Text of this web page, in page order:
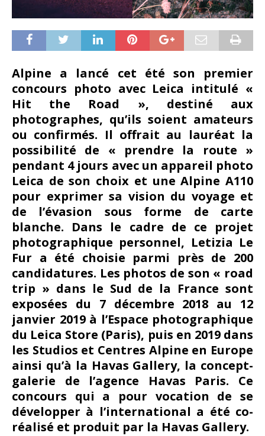
Alpine a lancé cet été son premier
concours photo avec Leica intitulé «
Hit the Road », destiné aux
photographes, qu’ils soient amateurs
ou confirmés. Il offrait au lauréat la
possibilité de « prendre la route »
pendant 4 jours avec un appareil photo
Leica de son choix et une Alpine A110
pour exprimer sa vision du voyage et
de l’évasion sous forme de carte
blanche. Dans le cadre de ce projet
photographique personnel, Letizia Le
Fur a été choisie parmi près de 200
candidatures. Les photos de son « road
trip » dans le Sud de la France sont
exposées du 7 décembre 2018 au 12
janvier 2019 à l’Espace photographique
du Leica Store (Paris), puis en 2019 dans
les Studios et Centres Alpine en Europe
ainsi qu’à la Havas Gallery, la concept-
galerie de l’agence Havas Paris. Ce
concours qui a pour vocation de se
développer à l’international a été co-
réalisé et produit par la Havas Gallery.